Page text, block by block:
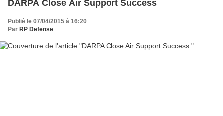
DARPA Close Air Support Success
Publié le 07/04/2015 à 16:20
Par RP Defense